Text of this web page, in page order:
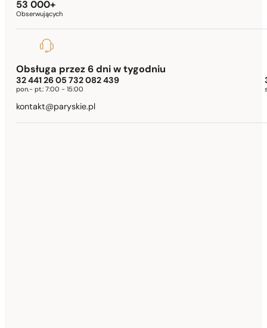
53 000+
Obserwujących
Obsługa przez 6 dni w tygodniu
32 441 26 05 732 082 439
pon.- pt.: 7:00 - 15:00
kontakt@paryskie.pl